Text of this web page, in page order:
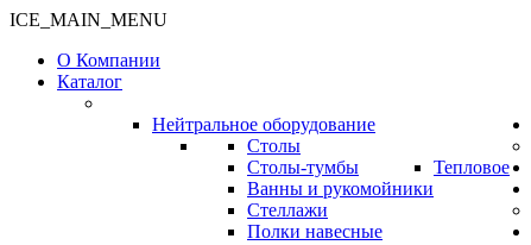
ICE_MAIN_MENU
О Компании
Каталог
Нейтральное оборудование
Столы
Столы-тумбы
Ванны и рукомойники
Стеллажи
Полки навесные
Тепловое